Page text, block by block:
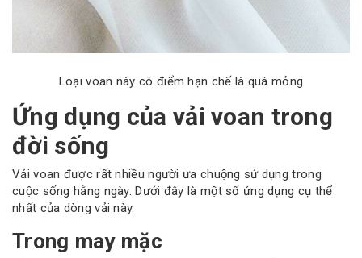
Loại voan này có điểm hạn chế là quá mỏng
Ứng dụng của vải voan trong
đời sống
Vải voan được rất nhiều người ưa chuộng sử dụng trong
cuộc sống hằng ngày. Dưới đây là một số ứng dụng cụ thể
nhất của dòng vải này.
Trong may mặc